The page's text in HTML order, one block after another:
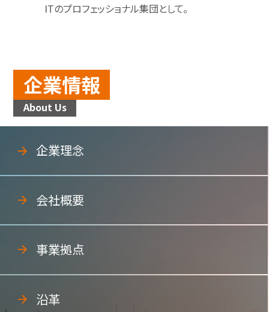
ITのプロフェッショナル集団として。
企業情報
About Us
企業理念
会社概要
事業拠点
沿革